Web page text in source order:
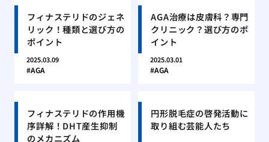
フィナステリドのジェネ
リック！種類と選び方の
ポイント
2025.03.09
AGA
AGA治療は皮膚科？専門
クリニック？選び方のポ
イント
2025.03.01
AGA
フィナステリドの作用機
序詳解！DHT産生抑制
のメカニズム
円形脱毛症の啓発活動に
取り組む芸能人たち